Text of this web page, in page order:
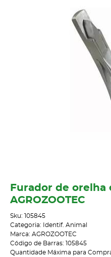
Furador de orelha
AGROZOOTEC
Sku: 105845
Categoria:
Identif. Animal
Marca: AGROZOOTEC
Código de Barras: 105845
Quantidade Máxima para